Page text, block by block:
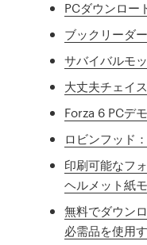
PCダウンロー
ブックリーダ
サバイバルモ
大丈夫チェイ
Forza 6 PCデ
ロビンフッド
印刷可能なフ
ヘルメット紙
無料でダウン
必需品を使用